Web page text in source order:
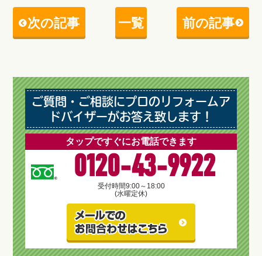
次の記事 一覧 前の記事
ご質問・ご相談にプロのリフォームア
ドバイザーがお答え致します！
タップですぐにお電話できます
0120-43-9922
受付時間9:00～18:00
(水曜定休)